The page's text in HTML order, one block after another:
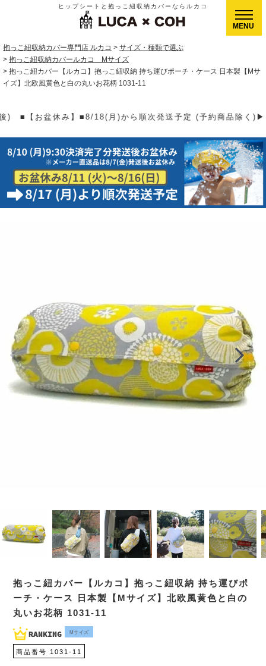
ヒップシートと抱っこ紐収納カバーならルカコ
抱っこ紐収納カバー専門店 ルカコ
サイズ・種類で選ぶ
抱っこ紐収納カバールカコ Mサイズ
抱っこ紐カバー【ルカコ】抱っこ紐収納 持ち運びポーチ・ケース 日本製【Mサ
イズ】北欧風黄色と白の丸いお花柄 1031-11
品除く)▶【送料】ゆうパケット400円(全国一律)、ゆうパ
抱っこ紐カバー【ルカコ】抱っこ紐収納 持ち運びポ
ーチ・ケース 日本製【Mサイズ】北欧風黄色と白の
丸いお花柄 1031-11
Mサイズ
商品番号 1031-11